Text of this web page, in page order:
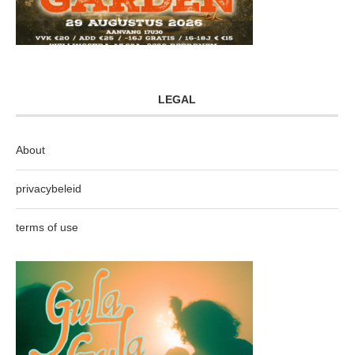
LEGAL
About
privacybeleid
terms of use